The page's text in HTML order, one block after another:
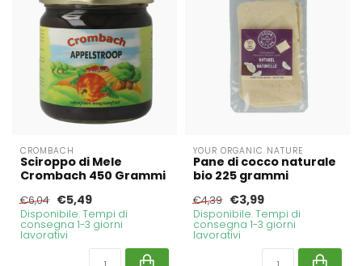
CROMBACH
Sciroppo di Mele
Crombach 450 Grammi
€6,04 €5,49
Disponibile. Tempi di
consegna 1-3 giorni
lavorativi
YOUR ORGANIC NATURE
Pane di cocco naturale
bio 225 grammi
€4,39 €3,99
Disponibile. Tempi di
consegna 1-3 giorni
lavorativi